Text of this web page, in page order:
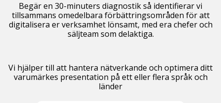
Begär en 30-minuters diagnostik så identifierar vi
tillsammans omedelbara förbättringsområden för att
digitalisera er verksamhet lönsamt, med era chefer och
säljteam som delaktiga.
Vi hjälper till att hantera nätverkande och optimera ditt
varumärkes presentation på ett eller flera språk och
länder